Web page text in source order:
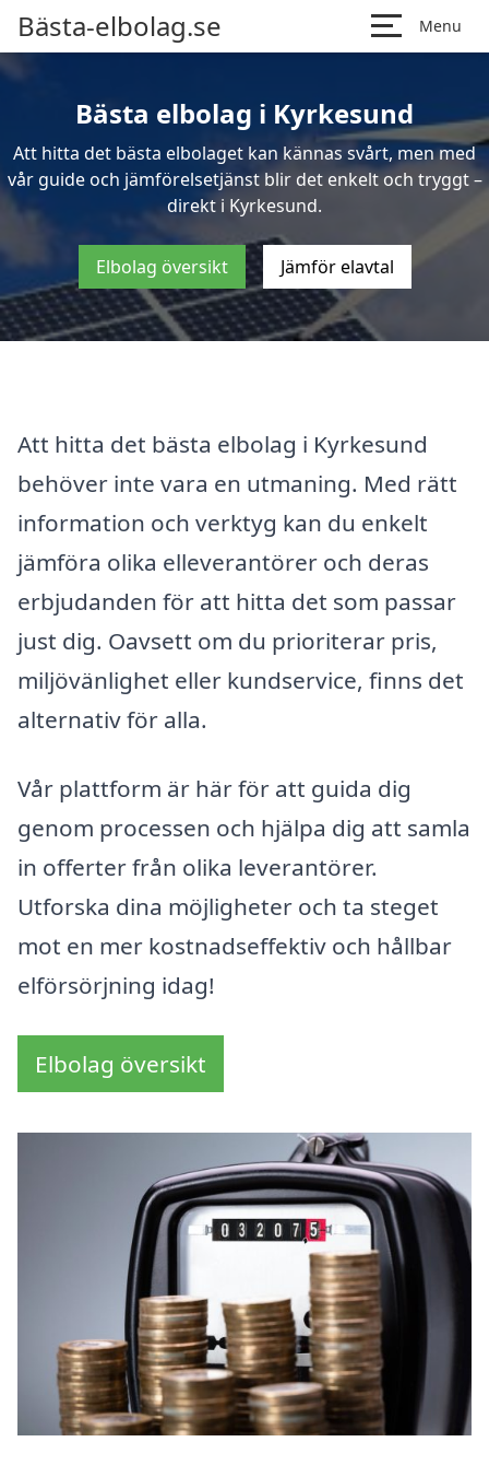
Bästa-elbolag.se Menu
Bästa elbolag i Kyrkesund
Att hitta det bästa elbolaget kan kännas svårt, men med
vår guide och jämförelsetjänst blir det enkelt och tryggt –
direkt i Kyrkesund.
Elbolag översikt Jämför elavtal
Att hitta det bästa elbolag i Kyrkesund
behöver inte vara en utmaning. Med rätt
information och verktyg kan du enkelt
jämföra olika elleverantörer och deras
erbjudanden för att hitta det som passar
just dig. Oavsett om du prioriterar pris,
miljövänlighet eller kundservice, finns det
alternativ för alla.
Vår plattform är här för att guida dig
genom processen och hjälpa dig att samla
in offerter från olika leverantörer.
Utforska dina möjligheter och ta steget
mot en mer kostnadseffektiv och hållbar
elförsörjning idag!
Elbolag översikt